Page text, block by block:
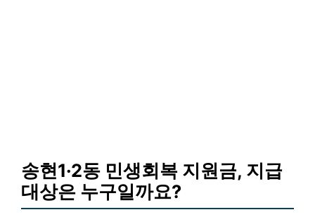
송현1·2동 민생회복 지원금, 지급
대상은 누구일까요?